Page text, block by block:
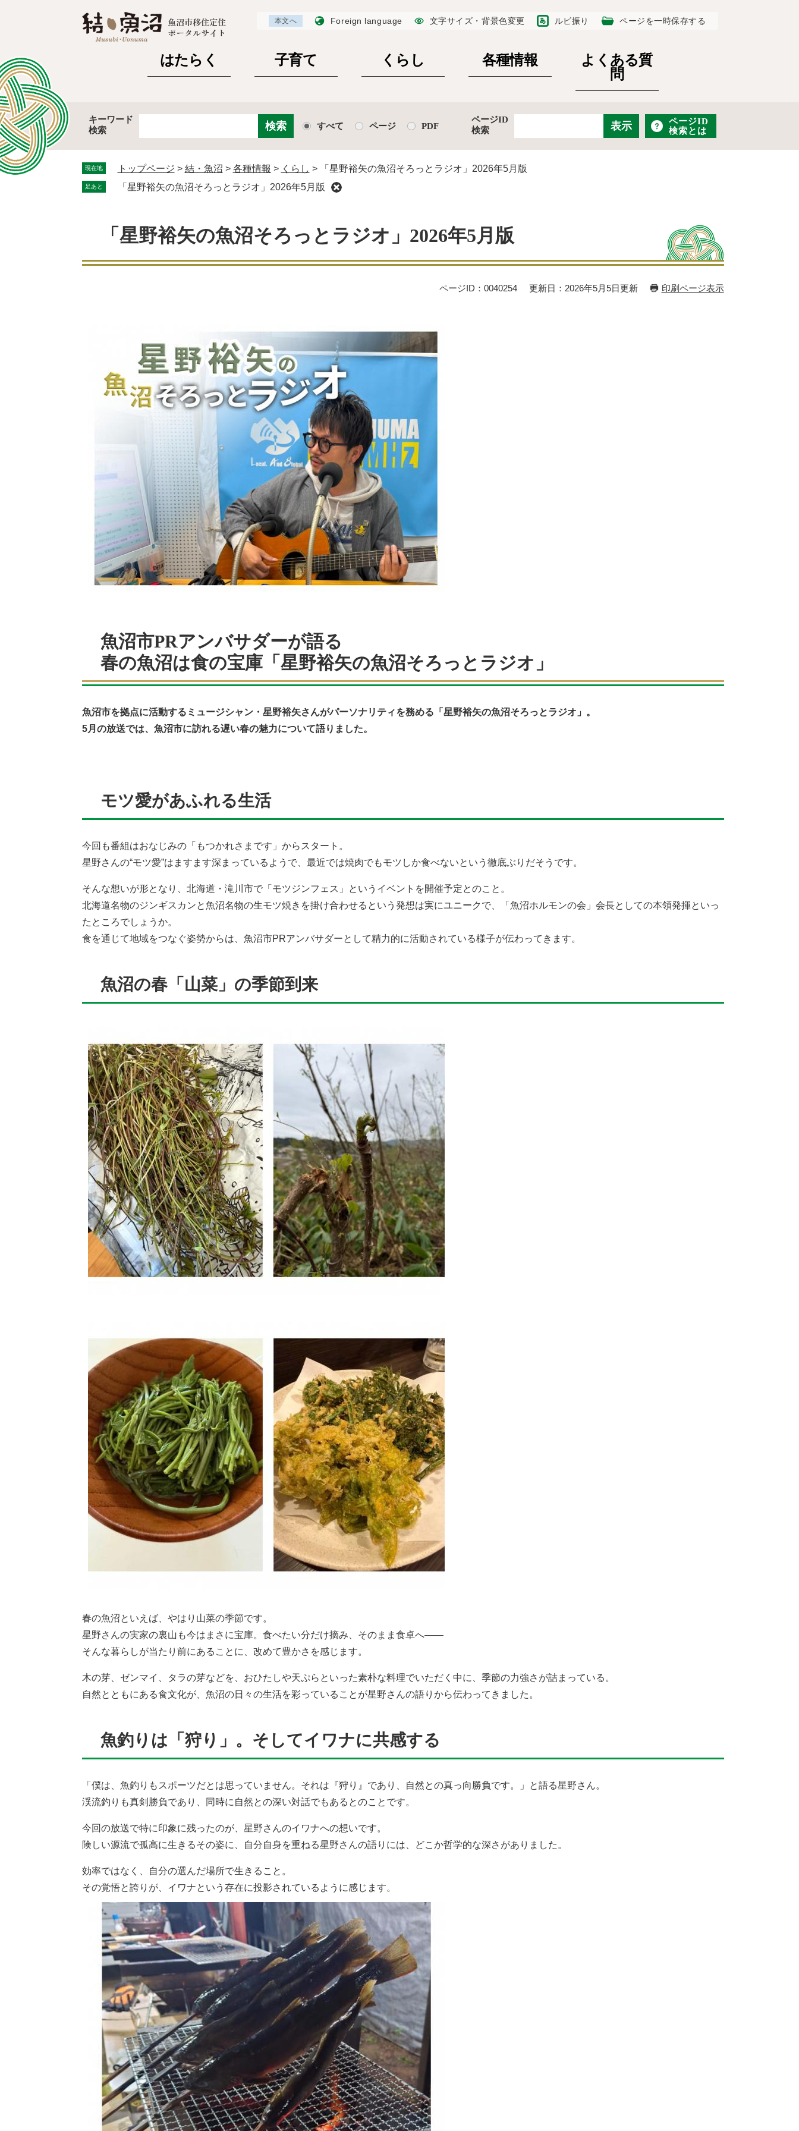
先
頭
で
す。
を
飛
ば
し
て
本
文
へ
本文へ Foreign language 文字サイズ・背景色変更 ルビ振り ページを一時保存する
はたらく 子育て くらし 各種情報
よくある質
問
キーワード
検索
ス
タ
ム
すべて ページ PDF
ページID
検索
ページID
検索とは
現在地 トップページ > 結・魚沼 > 各種情報 > くらし > 「星野裕矢の魚沼そろっとラジオ」2026年5月版
足あと 「星野裕矢の魚沼そろっとラジオ」2026年5月版
「星野裕矢の魚沼そろっとラジオ」2026年5月版
ページID：0040254 更新日：2026年5月5日更新 印刷ページ表示
魚沼市PRアンバサダーが語る
春の魚沼は食の宝庫「星野裕矢の魚沼そろっとラジオ」
魚沼市を拠点に活動するミュージシャン・星野裕矢さんがパーソナリティを務める「星野裕矢の魚沼そろっとラジオ」。
5月の放送では、魚沼市に訪れる遅い春の魅力について語りました。
モツ愛があふれる生活
今回も番組はおなじみの「もつかれさまです」からスタート。
星野さんの“モツ愛”はますます深まっているようで、最近では焼肉でもモツしか食べないという徹底ぶりだそうです。
そんな想いが形となり、北海道・滝川市で「モツジンフェス」というイベントを開催予定とのこと。
北海道名物のジンギスカンと魚沼名物の生モツ焼きを掛け合わせるという発想は実にユニークで、「魚沼ホルモンの会」会長としての本領発揮といっ
たところでしょうか。
食を通じて地域をつなぐ姿勢からは、魚沼市PRアンバサダーとして精力的に活動されている様子が伝わってきます。
魚沼の春「山菜」の季節到来
春の魚沼といえば、やはり山菜の季節です。
星野さんの実家の裏山も今はまさに宝庫。食べたい分だけ摘み、そのまま食卓へ――
そんな暮らしが当たり前にあることに、改めて豊かさを感じます。
木の芽、ゼンマイ、タラの芽などを、おひたしや天ぷらといった素朴な料理でいただく中に、季節の力強さが詰まっている。
自然とともにある食文化が、魚沼の日々の生活を彩っていることが星野さんの語りから伝わってきました。
魚釣りは「狩り」。そしてイワナに共感する
「僕は、魚釣りもスポーツだとは思っていません。それは『狩り』であり、自然との真っ向勝負です。」と語る星野さん。
渓流釣りも真剣勝負であり、同時に自然との深い対話でもあるとのことです。
​今回の放送で特に印象に残ったのが、星野さんのイワナへの想いです。
険しい源流で孤高に生きるその姿に、自分自身を重ねる星野さんの語りには、どこか哲学的な深さがありました。
効率ではなく、自分の選んだ場所で生きること。
その覚悟と誇りが、イワナという存在に投影されているように感じます。